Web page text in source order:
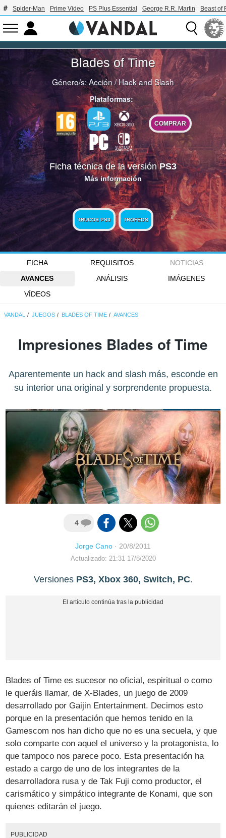
Spider-Man Prime Video PS Plus Essential George R.R. Martin Beast of
Blades of Time
Género/s:Acción/Hack and Slash
Plataformas:
COMPRAR
Ficha técnica de la versiónPS3
Más información
TRUCOS PS3 TROFEOS
FICHA REQUISITOS
NOTICIAS
AVANCES
ANÁLISIS
IMÁGENES
VÍDEOS
VANDAL JUEGOS BLADES OF TIME AVANCES
Impresiones Blades of Time
Aparentemente un hack and slash más, esconde en
su interior una original y sorprendente propuesta.
4
Jorge Cano · 20/8/2011
Actualizado: 21:31 17/8/2020
Versiones PS3, Xbox 360, Switch, PC.
Blades of Time es sucesor no oficial, espiritual o como
le queráis llamar, de X-Blades, un juego de 2009
desarrollado por Gaijin Entertainment. Decimos esto
porque en la presentación que hemos tenido en la
Gamescom nos han dicho que no es una secuela, y que
solo comparte con aquel el universo y la protagonista, lo
que tampoco nos parece poco. Esta presentación ha
estado a cargo de uno de los integrantes de la
desarrolladora rusa y de Tak Fuji como productor, el
carismático y simpático integrante de Konami, que son
quienes editarán el juego.
PUBLICIDAD